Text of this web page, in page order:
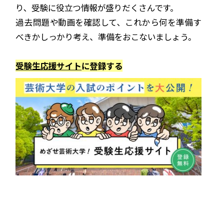
り、受験に役立つ情報が盛りだくさんです。
過去問題や動画を確認して、これから何を準備す
べきかしっかり考え、準備をおこないましょう。
受験生応援サイトに登録する